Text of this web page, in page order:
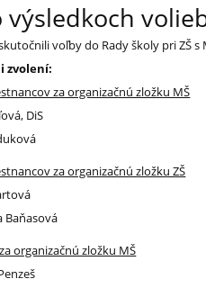
výsledkoch
voľby do Rady školy pri ZŠ s
zvolení:
za organizačnú zložku MŠ
DiS
za organizačnú zložku ZŠ
Baňasová
organizačnú zložku MŠ